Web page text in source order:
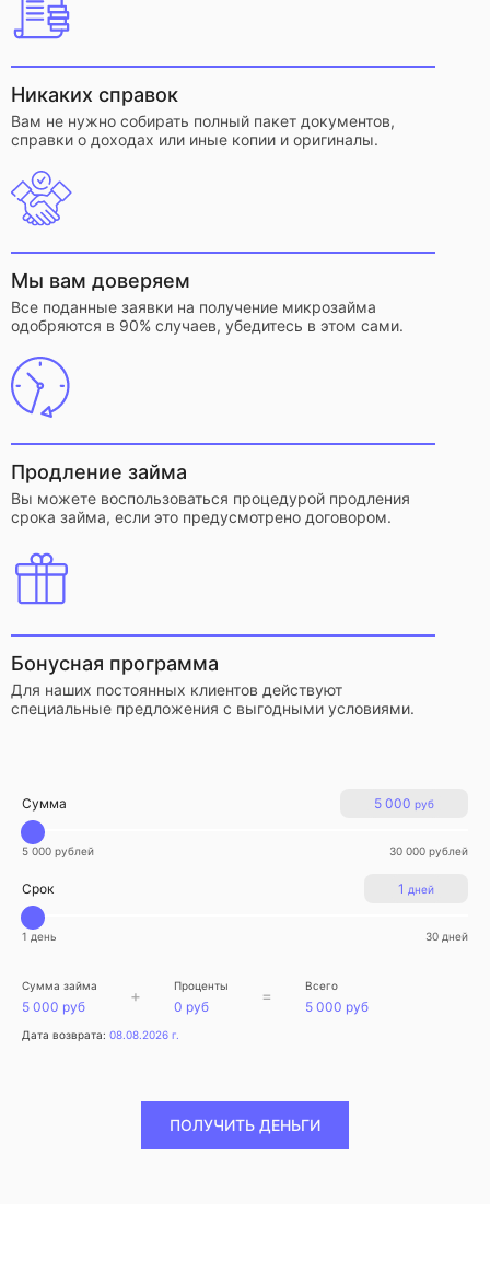
Никаких справок
Вам не нужно собирать полный пакет документов,
справки о доходах или иные копии и оригиналы.
Мы вам доверяем
Все поданные заявки на получение микрозайма
одобряются в 90% случаев, убедитесь в этом сами.
Продление займа
Вы можете воспользоваться процедурой продления
срока займа, если это предусмотрено договором.
Бонусная программа
Для наших постоянных клиентов действуют
специальные предложения с выгодными условиями.
5 000 руб
Сумма
5 000 рублей 30 000 рублей
1 дней
Срок
1 день 30 дней
Сумма займа
5 000 руб
+ Проценты
0 руб
= Всего
5 000 руб
Дата возврата: 08.08.2026 г.
ПОЛУЧИТЬ ДЕНЬГИ